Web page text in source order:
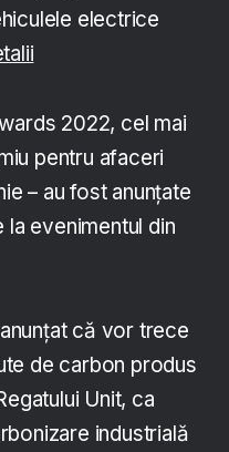
electrice
2022, cel mai
pentru afaceri
– au fost anunțate
la evenimentul din
că vor trece
de carbon produs
Unit, ca
industrială